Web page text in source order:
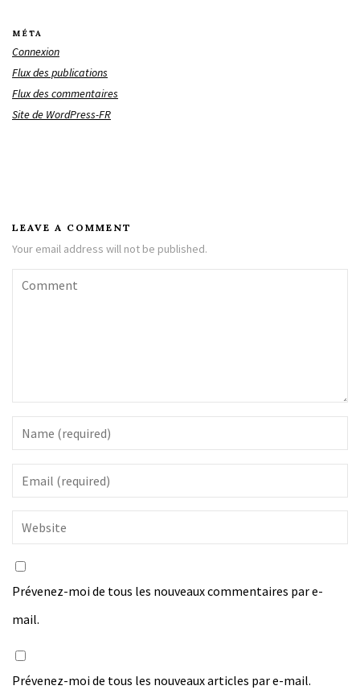
MÉTA
Connexion
Flux des publications
Flux des commentaires
Site de WordPress-FR
LEAVE A COMMENT
Your email address will not be published.
Prévenez-moi de tous les nouveaux commentaires par e-
mail.
Prévenez-moi de tous les nouveaux articles par e-mail.